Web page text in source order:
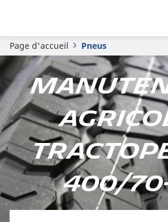
Page d'accueil Pneus
400/